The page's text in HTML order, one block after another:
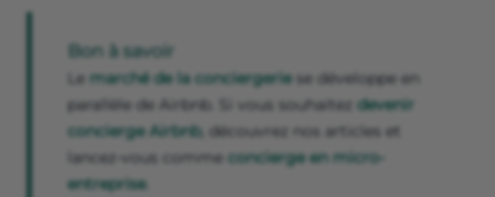
Bon à savoir
Le marché de la conciergeriese développe en
parallèle de Airbnb. Si vous souhaitez devenir
concierge Airbnb, découvrez nos articles et
lancez-vous comme concierge en micro-
entreprise.